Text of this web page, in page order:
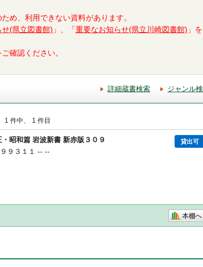
め、利用できない資料があります。
(県立図書館) 」、「 重要なお知らせ(県立川崎図書館) 」
ご確認ください。
詳細蔵書検索 ジャンル
1 件中、 1 件目
昭和篇 岩波新書 新赤版３０９ 貸出可
９３１１ -- --
本棚へ